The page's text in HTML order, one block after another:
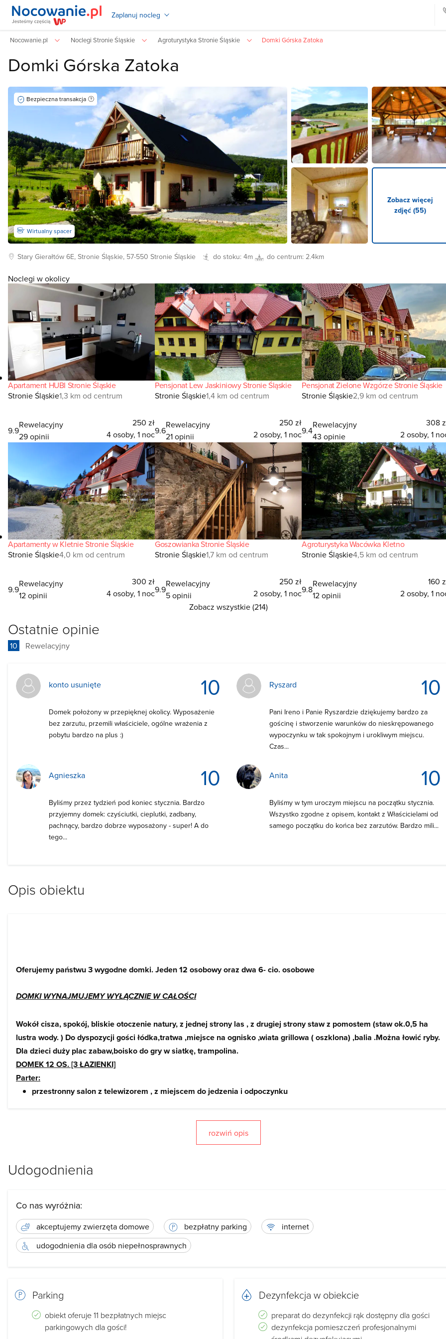
Zaplanuj nocleg
Nocowanie.pl Noclegi Stronie Śląskie Agroturystyka Stronie Śląskie Domki Górska Zatoka
Domki Górska Zatoka
Zobacz więcej
zdjęć (55)
Wirtualny spacer
Bezpieczna transakcja
Stary Gierałtów6E, Stronie Śląskie, 57-550 Stronie Śląskie do stoku:4m do centrum:2.4km
Noclegi w okolicy
Apartament HUBI Stronie Śląskie
Stronie Śląskie1,3 km od centrum
9.9
Rewelacyjny
29 opinii
250 zł
4 osoby, 1 noc
Pensjonat Lew Jaskiniowy Stronie Śląskie
Stronie Śląskie1,4 km od centrum
9.6
Rewelacyjny
21 opinii
250 zł
2 osoby, 1 noc
Pensjonat Zielone Wzgórze Stronie Śląskie
Stronie Śląskie2,9 km od centrum
9.4
Rewelacyjny
43 opinie
308
2 osoby, 1
Apartamenty w Kletnie Stronie Śląskie
Stronie Śląskie4,0 km od centrum
9.9
Rewelacyjny
12 opinii
300 zł
4 osoby, 1 noc
Goszowianka Stronie Śląskie
Stronie Śląskie1,7 km od centrum
9.9
Rewelacyjny
5 opinii
250 zł
2 osoby, 1 noc
Agroturystyka Wacówka Kletno
Stronie Śląskie4,5 km od centrum
9.8
Rewelacyjny
12 opinii
160
2 osoby, 1
Zobacz wszystkie (214)
Ostatnie opinie
10 Rewelacyjny
10
konto usunięte
Domek położony w przepięknej okolicy. Wyposażenie
bez zarzutu, przemili właściciele, ogólne wrażenia z
pobytu bardzo na plus :)
10
Ryszard
Pani Ireno i Panie Ryszardzie dziękujemy bardzo za
gościnę i stworzenie warunków do nieskrępowanego
wypoczynku w tak spokojnym i urokliwym miejscu.
Czas...
10
Agnieszka
Byliśmy przez tydzień pod koniec stycznia. Bardzo
przyjemny domek: czyściutki, cieplutki, zadbany,
pachnący, bardzo dobrze wyposażony - super! A do
tego...
10
Anita
Byliśmy w tym uroczym miejscu na początku stycznia.
Wszystko zgodne z opisem, kontakt z Właścicielami od
samego początku do końca bez zarzutów. Bardzo mili...
Opis obiektu
Oferujemy państwu 3 wygodne domki. Jeden 12 osobowy oraz dwa 6- cio. osobowe
DOMKI WYNAJMUJEMY WYŁĄCZNIE W CAŁOŚCI
Wokół cisza, spokój, bliskie otoczenie natury, z jednej strony las , z drugiej strony staw z pomostem (staw ok.0,5 ha
lustra wody. ) Do dyspozycji gości łódka,tratwa ,miejsce na ognisko ,wiata grillowa ( oszklona) ,balia .Można łowić ryby.
Dla dzieci duży plac zabaw,boisko do gry w siatkę, trampolina.
DOMEK 12 OS. [3 ŁAZIENKI]
Parter:
przestronny salon z telewizorem , z miejscem do jedzenia i odpoczynku
w pełni wyposażona kuchnia (lodówka,kuchenka, czajnik elektryczny,naczynia,mikrofala, zmywarka.
1x pokój 4-osobowy z balkonem(stół ,krzesła,szafki nocne,szafa)
ŁAZIENKA z kabiną prysznicową (na korytarzu)
Dodatkowo:
wiata grillowa do dyspozycji gości,
staw z pomostem,łódką oraz tratwą do dyspozycji gości
rozwiń opis
Udogodnienia
Co nas wyróżnia:
akceptujemy zwierzęta domowe bezpłatny parking
internet
udogodnienia dla osób niepełnosprawnych
Parking
obiekt oferuje 11 bezpłatnych miejsc
parkingowych dla gości!
Dezynfekcja w obiekcie
preparat do dezynfekcji rąk dostępny dla gości
dezynfekcja pomieszczeń profesjonalnymi